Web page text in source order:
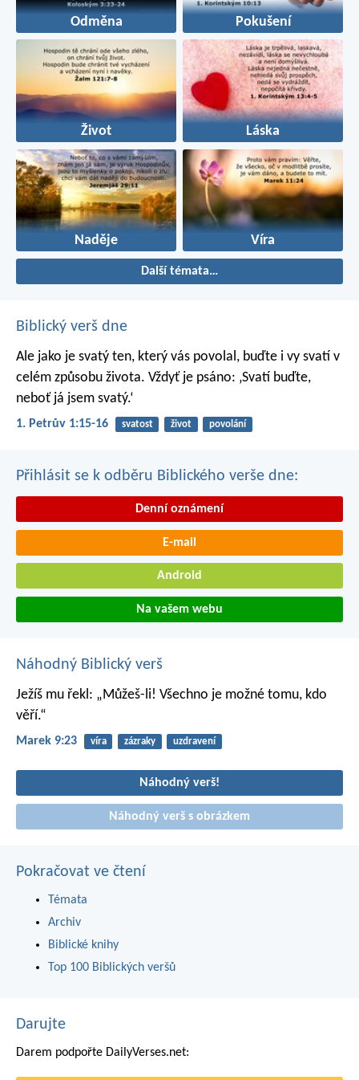
Odměna Pokušení
Život Láska
Naděje Víra
Další témata…
Biblický verš dne
Ale jako je svatý ten, který vás povolal, buďte i vy svatí v
celém způsobu života. Vždyť je psáno: ‚Svatí buďte,
neboť já jsem svatý.‘
1. Petrův 1:15-16 svatost život povolání
Přihlásit se k odběru Biblického verše dne:
Denní oznámení
E-mail
Android
Na vašem webu
Náhodný Biblický verš
Ježíš mu řekl: „Můžeš-li! Všechno je možné tomu, kdo
věří.“
Marek 9:23 víra zázraky uzdravení
Náhodný verš!
Náhodný verš s obrázkem
Pokračovat ve čtení
Témata
Archiv
Biblické knihy
Top 100 Biblických veršů
Darujte
Darem podpořte DailyVerses.net: